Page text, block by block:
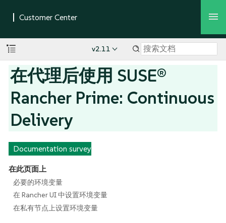
v2.11
在代理后使用 SUSE®
Rancher Prime: Continuous
Delivery
Documentation survey
在此页面上
必要的环境变量
在 Rancher UI 中设置环境变量
在私有节点上设置环境变量